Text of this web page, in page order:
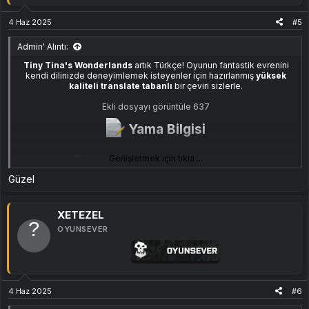
4 Haz 2025 #5
Admin' Alıntı:
Tiny Tina's Wonderlandsartık Türkçe! Oyunun fantastik evrenini
kendi dilinizde deneyimlemek isteyenler için hazırlanmış yüksek
kaliteli translate tabanlı bir çeviri sizlerle.
Ekli dosyayı görüntüle 637
Yama Bilgisi​
%100 Türkçearayüz ve metin çevirisi
Genişletmek için tıkla ...
Güzel
XETEZEL
OYUNSEVER
4 Haz 2025 #6